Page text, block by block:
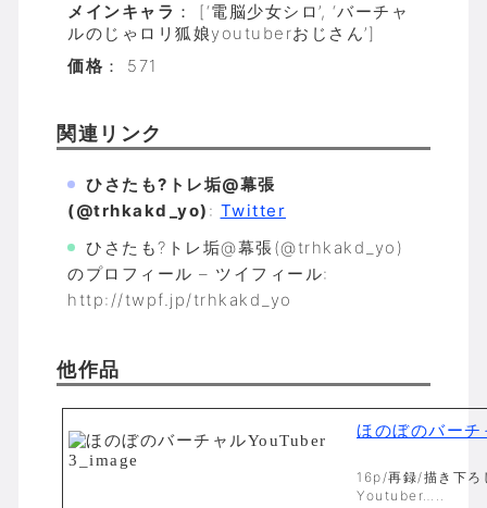
メインキャラ ： [‘電脳少女シロ’, ‘バーチャ
ルのじゃロリ狐娘youtuberおじさん’]
価格 ： 571
関連リンク
ひさたも?トレ垢@幕張
(@trhkakd_yo) : Twitter
ひさたも?トレ垢@幕張(@trhkakd_yo)
のプロフィール – ツイフィール:
http://twpf.jp/trhkakd_yo
他作品
ほのぼのバー
16p/再録/描き下ろ
Youtuber…..